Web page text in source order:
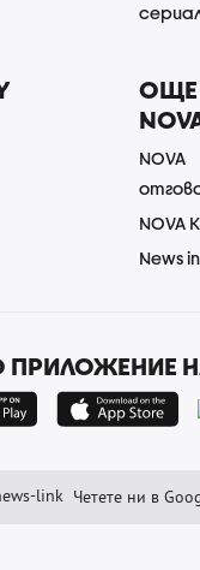
ОЩЕ
NOVA
NOVA
News
НА
Четете ни в